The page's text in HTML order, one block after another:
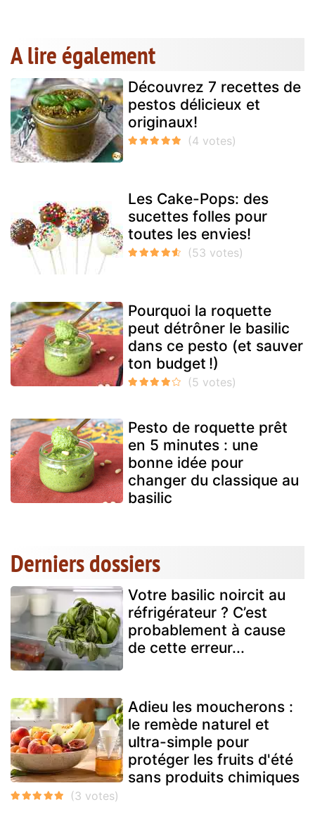
A lire également
Découvrez 7 recettes de
pestos délicieux et
originaux!
Les Cake-Pops: des
sucettes folles pour
toutes les envies!
Pourquoi la roquette
peut détrôner le basilic
dans ce pesto (et sauver
ton budget !)
Pesto de roquette prêt
en 5 minutes : une
bonne idée pour
changer du classique au
basilic
Derniers dossiers
Votre basilic noircit au
réfrigérateur ? C’est
probablement à cause
de cette erreur...
Adieu les moucherons :
le remède naturel et
ultra-simple pour
protéger les fruits d'été
sans produits chimiques